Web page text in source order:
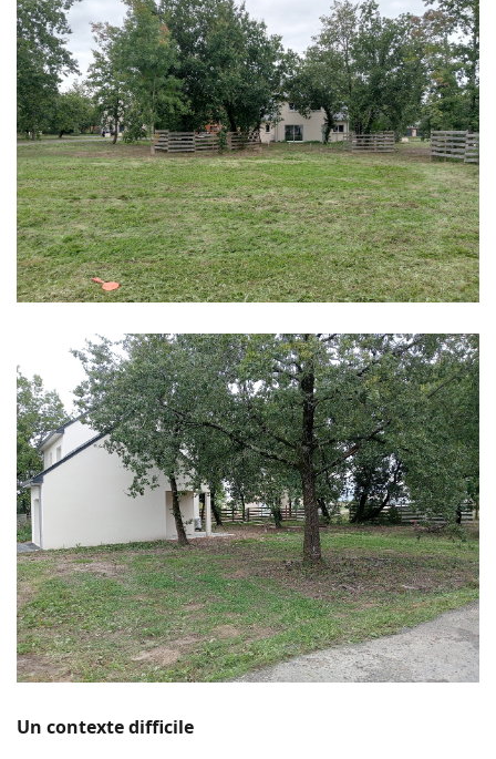
Un contexte difficile